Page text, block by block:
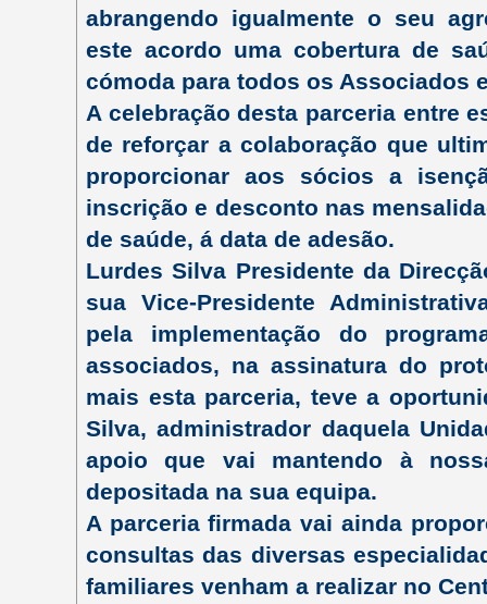
abrangendo igualmente o seu
este acordo uma cobertura de
cómoda para todos os Associados
A celebração desta parceria entre
de reforçar a colaboração que
proporcionar aos sócios a
inscrição e desconto nas
de saúde, á data de adesão.
Lurdes Silva Presidente da
sua Vice-Presidente
pela implementação do
associados, na assinatura do
mais esta parceria, teve a
Silva, administrador daquela
apoio que vai mantendo à
depositada na sua equipa.
A parceria firmada vai ainda
consultas das diversas
familiares venham a realizar no